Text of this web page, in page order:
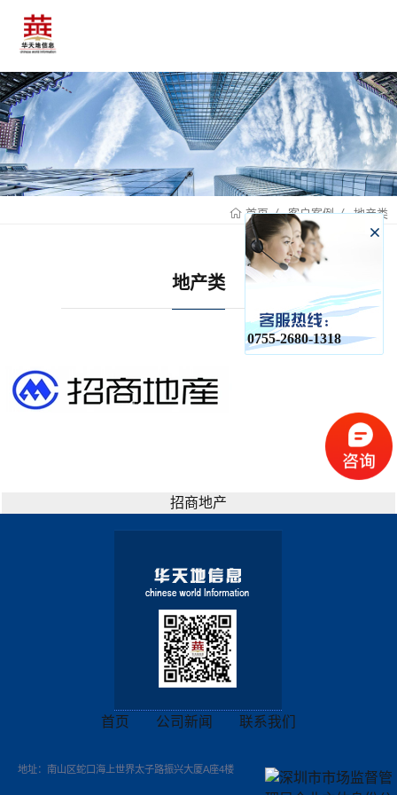
首页 客户案例 地产类
地产类
招商地产
0755-2680-1318
首页 公司新闻 联系我们
地址：南山区蛇口海上世界太子路振兴大厦A座4楼